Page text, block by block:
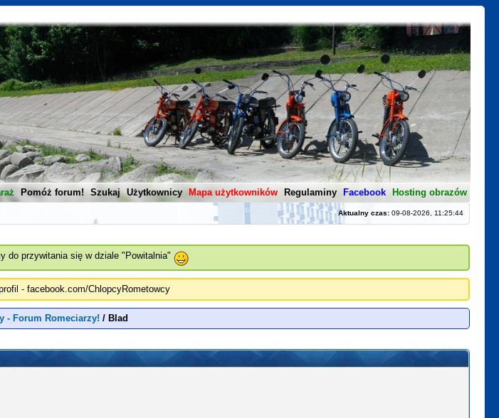
Pomóż forum! Szukaj Użytkownicy Mapa użytkowników Regulaminy Facebook Hosting obrazów
Aktualny czas:09-08-2026, 11:25:44
do przywitania się w dziale "Powitalnia"
- facebook.com/ChlopcyRometowcy
- Forum Romeciarzy! / Blad